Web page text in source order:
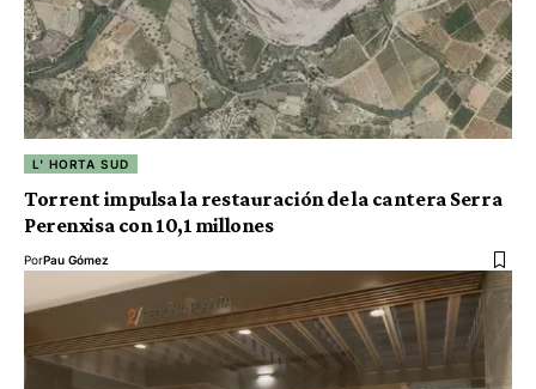
L' HORTA SUD
Torrent impulsa la restauración de la cantera Serra
Perenxisa con 10,1 millones
PorPau Gómez